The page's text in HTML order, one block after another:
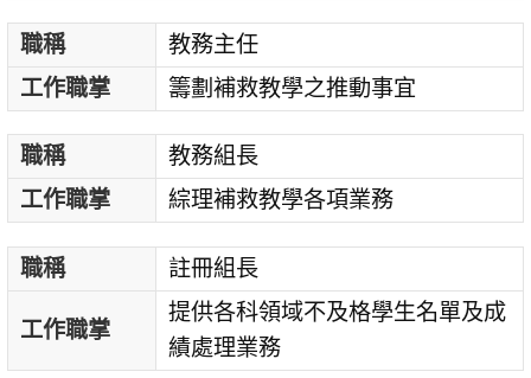
職稱
教務主任
工作職掌
籌劃補救教學之推動事宜
職稱
教務組長
工作職掌
綜理補救教學各項業務
職稱 註冊組長
工作職掌
提供各科領域不及格學生名單及成
績處理業務